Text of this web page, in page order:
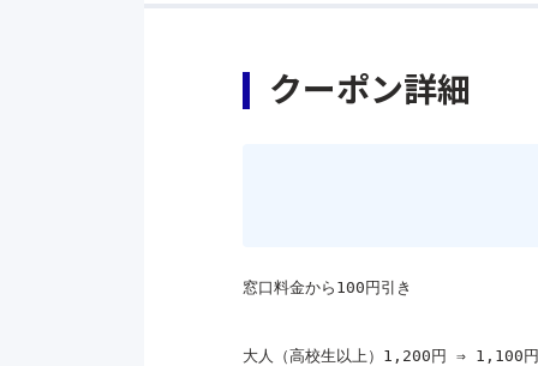
クーポン詳細
窓口料金から100円引き